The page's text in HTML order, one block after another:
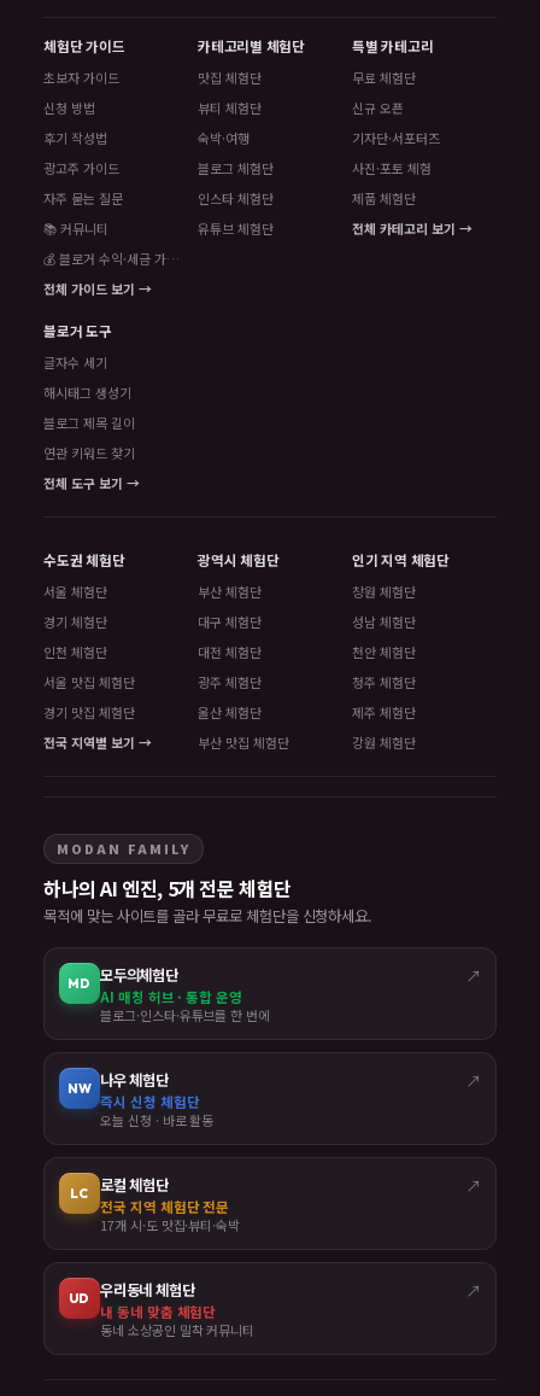
체험단 가이드
초보자 가이드
신청 방법
후기 작성법
광고주 가이드
자주 묻는 질문
📚 커뮤니티
💰 블로거 수익·세금 가이드
전체 가이드 보기 →
카테고리별 체험단
맛집 체험단
뷰티 체험단
숙박·여행
블로그 체험단
인스타 체험단
유튜브 체험단
특별 카테고리
무료 체험단
신규 오픈
기자단·서포터즈
사진·포토 체험
제품 체험단
전체 카테고리 보기 →
블로거 도구
글자수 세기
해시태그 생성기
블로그 제목 길이
연관 키워드 찾기
전체 도구 보기 →
수도권 체험단
서울 체험단
경기 체험단
인천 체험단
서울 맛집 체험단
경기 맛집 체험단
전국 지역별 보기 →
광역시 체험단
부산 체험단
대구 체험단
대전 체험단
광주 체험단
울산 체험단
부산 맛집 체험단
인기 지역 체험단
창원 체험단
성남 체험단
천안 체험단
청주 체험단
제주 체험단
강원 체험단
MODAN FAMILY
하나의 AI 엔진, 5개 전문 체험단
목적에 맞는 사이트를 골라 무료로 체험단을 신청하세요.
MD 모두의체험단 ↗
AI 매칭 허브 · 통합 운영
블로그·인스타·유튜브를 한 번에
NW 나우 체험단 ↗
즉시 신청 체험단
오늘 신청 · 바로 활동
LC 로컬 체험단 ↗
전국 지역 체험단 전문
17개 시·도 맛집·뷰티·숙박
UD 우리동네 체험단 ↗
내 동네 맞춤 체험단
동네 소상공인 밀착 커뮤니티